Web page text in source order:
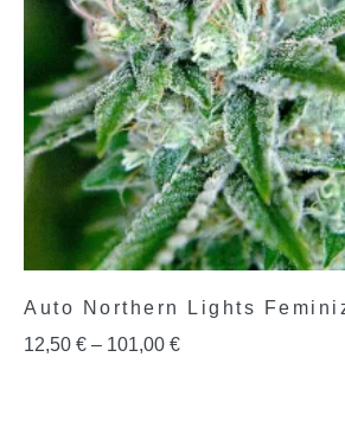
Auto Northern Lights
12,50 € – 101,00 €